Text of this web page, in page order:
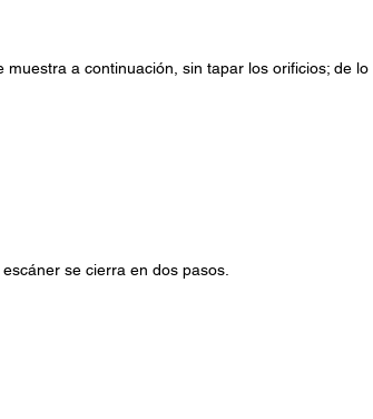
a continuación, sin tapar los orificios; de lo
se cierra en dos pasos.